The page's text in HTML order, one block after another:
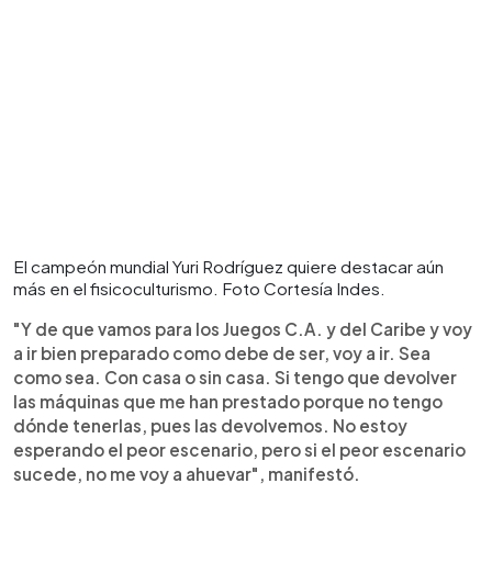
El campeón mundial Yuri Rodríguez quiere destacar aún
más en el fisicoculturismo. Foto Cortesía Indes.
"Y de que vamos para los Juegos C.A. y del Caribe y voy
a ir bien preparado como debe de ser, voy a ir. Sea
como sea. Con casa o sin casa. Si tengo que devolver
las máquinas que me han prestado porque no tengo
dónde tenerlas, pues las devolvemos. No estoy
esperando el peor escenario, pero si el peor escenario
sucede, no me voy a ahuevar", manifestó.